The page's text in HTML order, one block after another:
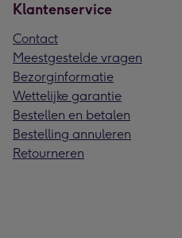
Klantenservice
Contact
Meestgestelde vragen
Bezorginformatie
Wettelijke garantie
Bestellen en betalen
Bestelling annuleren
Retourneren